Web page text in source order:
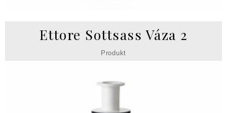
Ettore Sottsass Váza 2
Produkt